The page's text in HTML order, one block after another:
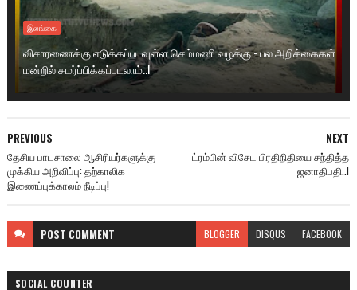
இலங்கை
விசாரணைக்கு எடுக்கப்படவுள்ள செம்மணி வழக்கு - பல அறிக்கைகள்
மன்றில் சமர்ப்பிக்கப்படலாம்..!
NEXT
ட்ரம்பின் விசேட பிரதிநிதியை சந்தித்த
ஜனாதிபதி..!
PREVIOUS
தேசிய பாடசாலை ஆசிரியர்களுக்கு
முக்கிய அறிவிப்பு: தற்காலிக
இணைப்புக்காலம் நீடிப்பு!
POST COMMENT BLOGGER DISQUS FACEBOOK
SOCIAL COUNTER